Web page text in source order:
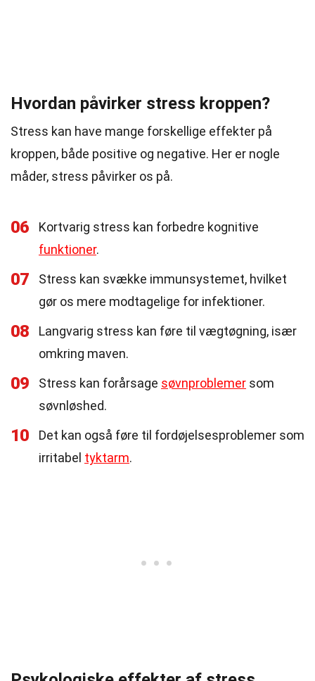
Hvordan påvirker stress kroppen?
Stress kan have mange forskellige effekter på
kroppen, både positive og negative. Her er nogle
måder, stress påvirker os på.
06
Kortvarig stress kan forbedre kognitive
funktioner.
07
Stress kan svække immunsystemet, hvilket
gør os mere modtagelige for infektioner.
08
Langvarig stress kan føre til vægtøgning, især
omkring maven.
09 Stress kan forårsage søvnproblemer som
søvnløshed.
10
Det kan også føre til fordøjelsesproblemer som
irritabel tyktarm.